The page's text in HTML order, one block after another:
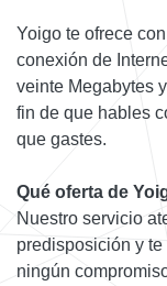
Yoigo te ofrece
conexión de
veinte Megabytes
fin de que hables
que gastes.
Qué oferta de
Nuestro servicio
predisposición y
ningún